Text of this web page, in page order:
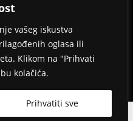
vašeg iskustva
oglasa ili
Klikom na "Prihvati
kolačića.
Prihvatiti sve
nas
privatnosti
2024.
WhatsApp